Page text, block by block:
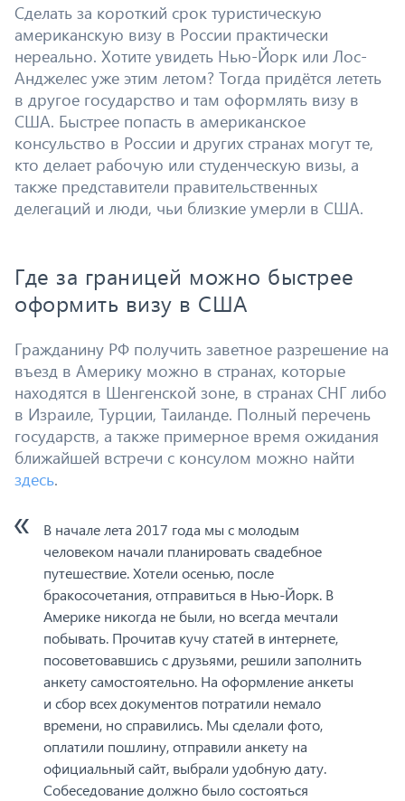
Сделать за короткий срок туристическую
американскую визу в России практически
нереально. Хотите увидеть Нью-Йорк или Лос-
Анджелес уже этим летом? Тогда придётся лететь
в другое государство и там оформлять визу в
США. Быстрее попасть в американское
консульство в России и других странах могут те,
кто делает рабочую или студенческую визы, а
также представители правительственных
делегаций и люди, чьи близкие умерли в США.
Где за границей можно быстрее
оформить визу в США
Гражданину РФ получить заветное разрешение на
въезд в Америку можно в странах, которые
находятся в Шенгенской зоне, в странах СНГ либо
в Израиле, Турции, Таиланде. Полный перечень
государств, а также примерное время ожидания
ближайшей встречи с консулом можно найти
здесь.
В начале лета 2017 года мы с молодым
человеком начали планировать свадебное
путешествие. Хотели осенью, после
бракосочетания, отправиться в Нью-Йорк. В
Америке никогда не были, но всегда мечтали
побывать. Прочитав кучу статей в интернете,
посоветовавшись с друзьями, решили заполнить
анкету самостоятельно. На оформление анкеты
и сбор всех документов потратили немало
времени, но справились. Мы сделали фото,
оплатили пошлину, отправили анкету на
официальный сайт, выбрали удобную дату.
Собеседование должно было состояться